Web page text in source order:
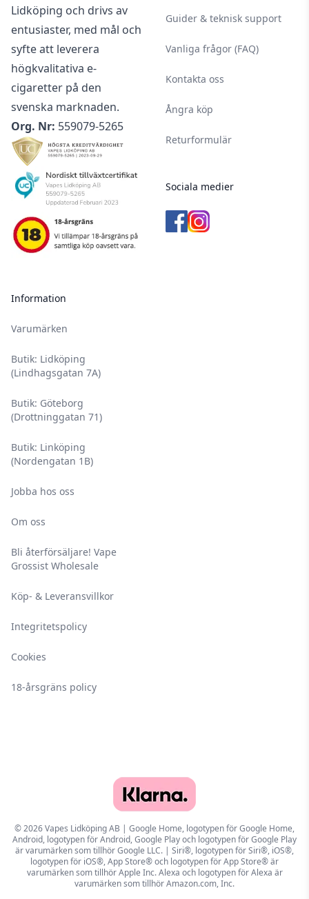
Lidköping och drivs av
entusiaster, med mål och
syfte att leverera
högkvalitativa e-
cigaretter på den
svenska marknaden.
Org. Nr: 559079-5265
Information
Varumärken
Butik: Lidköping
(Lindhagsgatan 7A)
Butik: Göteborg
(Drottninggatan 71)
Butik: Linköping
(Nordengatan 1B)
Jobba hos oss
Om oss
Bli återförsäljare! Vape
Grossist Wholesale
Köp- & Leveransvillkor
Integritetspolicy
Cookies
18-årsgräns policy
Guider & teknisk support
Vanliga frågor (FAQ)
Kontakta oss
Ångra köp
Returformulär
Sociala medier
© 2026 Vapes Lidköping AB | Google Home, logotypen för Google Home,
Android, logotypen för Android, Google Play och logotypen för Google Play
är varumärken som tillhör Google LLC. | Siri®, logotypen för Siri®, iOS®,
logotypen för iOS®, App Store® och logotypen för App Store® är
varumärken som tillhör Apple Inc. Alexa och logotypen för Alexa är
varumärken som tillhör Amazon.com, Inc.